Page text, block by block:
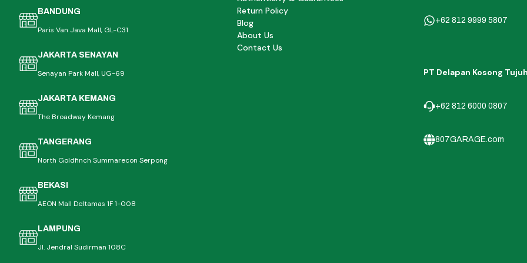
BANDUNG
Paris Van Java Mall, GL-C31
JAKARTA SENAYAN
Senayan Park Mall, UG-69
JAKARTA KEMANG
The Broadway Kemang
TANGERANG
North Goldfinch Summarecon Serpong
BEKASI
AEON Mall Deltamas 1F 1-008
LAMPUNG
Jl. Jendral Sudirman 108C
Return Policy
Blog
About Us
Contact Us
+62 812 9999 5807
PT Delapan Kosong
+62 812 6000 0807
807GARAGE.com